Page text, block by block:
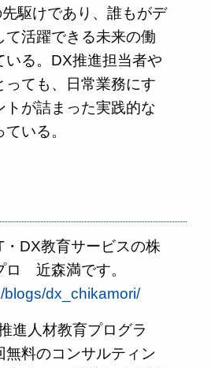
駆けであり、誰もがデ
て活躍できる未来の働
いる。DX推進担当者や
っても、日常業務にす
トが詰まった実践的な
いる。
・DX教育サービスの株
ロ 近森満です。
blogs/dx_chikamori/
進人材教育プログラ
無料のコンサルティン